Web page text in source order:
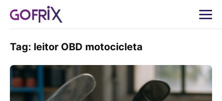
Tag: leitor OBD motocicleta